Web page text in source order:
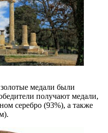
медали были
получают медали,
серебро (93%), а также